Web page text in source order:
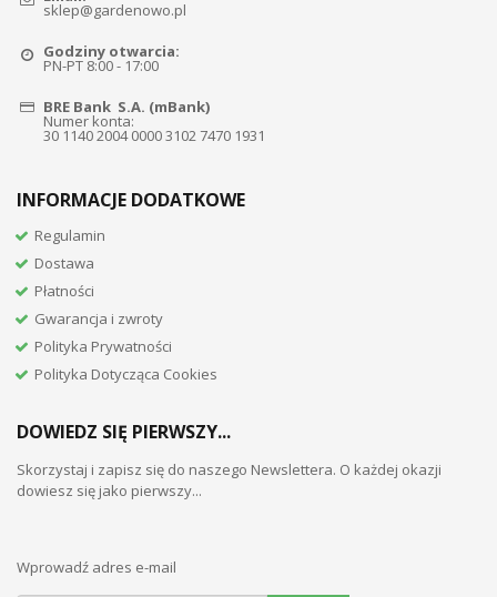
sklep@gardenowo.pl
Godziny otwarcia:
PN-PT 8:00 - 17:00
BRE Bank S.A. (mBank)
Numer konta:
30 1140 2004 0000 3102 7470 1931
INFORMACJE DODATKOWE
Regulamin
Dostawa
Płatności
Gwarancja i zwroty
Polityka Prywatności
Polityka Dotycząca Cookies
DOWIEDZ SIĘ PIERWSZY...
Skorzystaj i zapisz się do naszego Newslettera. O każdej okazji
dowiesz się jako pierwszy...
Wprowadź adres e-mail